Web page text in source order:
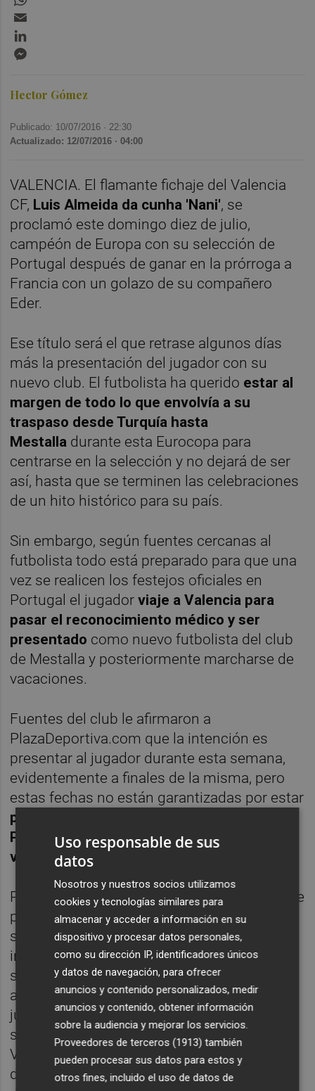
Hector Gómez
Publicado: 10/07/2016 · 22:30
Actualizado: 12/07/2016 · 04:00
VALENCIA. El flamante fichaje del Valencia
CF, Luis Almeida da cunha 'Nani', se
proclamó este domingo diez de julio,
campéón de Europa con su selección de
Portugal después de ganar en la prórroga a
Francia con un golazo de su compañero
Eder.
Ese título será el que retrase algunos días
más la presentación del jugador con su
nuevo club. El futbolista ha querido estar al
margen de todo lo que envolvía a su
traspaso desde Turquía hasta
Mestalla durante esta Eurocopa para
centrarse en la selección y no dejará de ser
así, hasta que se terminen las celebraciones
de un hito histórico para su país.
Sin embargo, según fuentes cercanas al
futbolista todo está preparado para que una
vez se realicen los festejos oficiales en
Portugal el jugadorviaje a Valencia para
pasar el reconocimiento médico y ser
presentado como nuevo futbolista del club
de Mestalla y posteriormente marcharse de
vacaciones.
Fuentes del club le afirmaron a
PlazaDeportiva.com que la intención es
presentar al jugador durante esta semana,
evidentemente a finales de la misma, pero
estas fechas no están garantizadas por estar
pendientes de los planes del jugador con
Portugal y de como quiera ordenar sus
vacaciones.
Para el futbolista es una gran noticia haberse
proclamado campeón de Europa de
selecciones, pero eso provocará que no se
incorpore a los entrenamientos hasta la
segunda semana de agosto
aproximadamente y por lo tanto llegará muy
justo al inicio de Liga. Sea como fuere, Nani
se pondrá muy pronto la nueva camiseta del
Valencia CF y es la gran esperanza ofensiva
del próximo proyecto de Peter Lim al frente
Uso responsable de sus
datos
Nosotros y nuestros socios utilizamos
cookies y tecnologías similares para
almacenar y acceder a información en su
dispositivo y procesar datos personales,
como su dirección IP, identificadores únicos
y datos de navegación, para ofrecer
anuncios y contenido personalizados, medir
anuncios y contenido, obtener información
sobre la audiencia y mejorar los servicios.
Proveedores de terceros (1913) también
pueden procesar sus datos para estos y
otros fines, incluido el uso de datos de